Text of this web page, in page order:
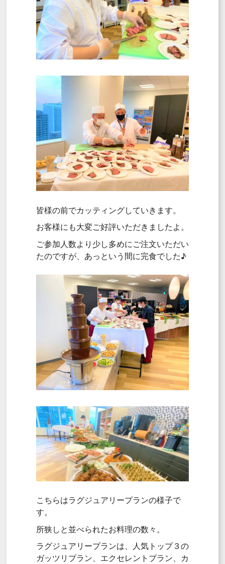
皆様の前でカッティングしていきます。
お客様にも大変ご好評いただきましたよ。
ご参加人数より少し多めにご注文いただい
たのですが、あっという間に完食でした♪
こちらはラグジュアリープランの様子で
す。
所狭しと並べられたお料理の数々。
ラグジュアリープランは、人気トップ３の
ガッツリプラン、エクセレントプラン、カ